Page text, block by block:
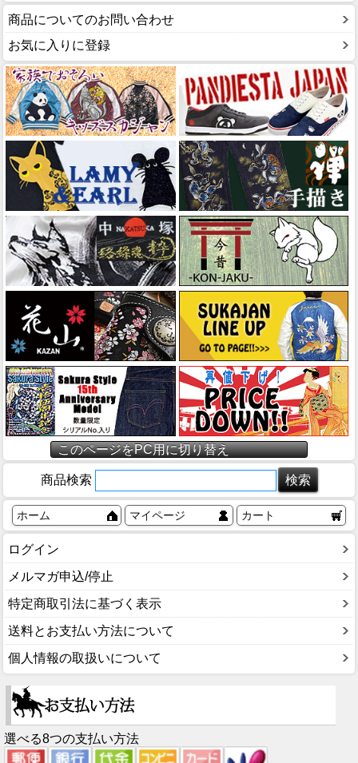
商品についてのお問い合わせ
お気に入りに登録
このページをPC用に切り替え
商品検索
ホーム マイページ カート
ログイン
メルマガ申込/停止
特定商取引法に基づく表示
送料とお支払い方法について
個人情報の取扱いについて
選べる8つの支払い方法